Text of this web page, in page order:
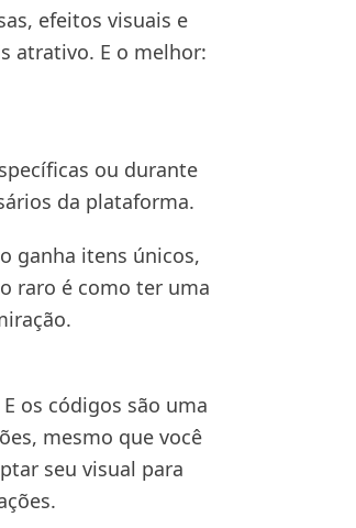
efeitos visuais e
atrativo. E o melhor:
ou durante
da plataforma.
ganha itens únicos,
raro é como ter uma
os códigos são uma
mesmo que você
seu visual para